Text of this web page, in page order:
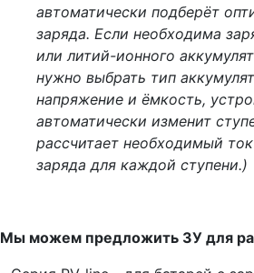
автоматически подберёт
заряда. Если необходима
или литий-ионного
нужно выбрать тип
напряжение и ёмкость,
автоматически изменит
рассчитает необходимый
заряда для каждой ступени.)
Мы можем предложить ЗУ для